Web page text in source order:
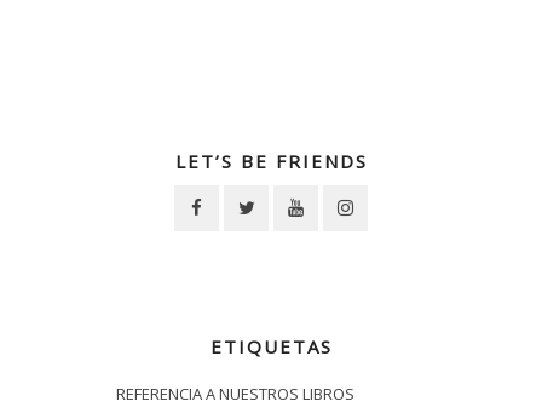
LET’S BE FRIENDS
ETIQUETAS
REFERENCIA A NUESTROS LIBROS